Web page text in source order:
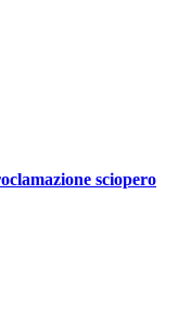
sciopero